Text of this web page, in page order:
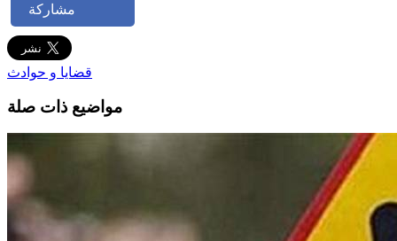
مشاركة
قضايا و حوادث
مواضيع ذات صلة